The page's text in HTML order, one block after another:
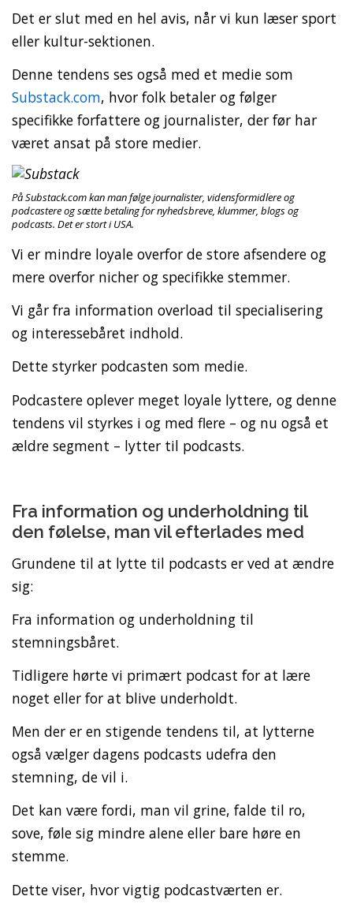
Det er slut med en hel avis, når vi kun læser sport
eller kultur-sektionen.
Denne tendens ses også med et medie som
Substack.com, hvor folk betaler og følger
specifikke forfattere og journalister, der før har
været ansat på store medier.
På Substack.com kan man følge journalister, vidensformidlere og
podcastere og sætte betaling for nyhedsbreve, klummer, blogs og
podcasts. Det er stort i USA.
Vi er mindre loyale overfor de store afsendere og
mere overfor nicher og specifikke stemmer.
Vi går fra information overload til specialisering
og interessebåret indhold.
Dette styrker podcasten som medie.
Podcastere oplever meget loyale lyttere, og denne
tendens vil styrkes i og med flere – og nu også et
ældre segment – lytter til podcasts.
Fra information og underholdning til
den følelse, man vil efterlades med
Grundene til at lytte til podcasts er ved at ændre
sig:
Fra information og underholdning til
stemningsbåret.
Tidligere hørte vi primært podcast for at lære
noget eller for at blive underholdt.
Men der er en stigende tendens til, at lytterne
også vælger dagens podcasts udefra den
stemning, de vil i.
Det kan være fordi, man vil grine, falde til ro,
sove, føle sig mindre alene eller bare høre en
stemme.
Dette viser, hvor vigtig podcastværten er.